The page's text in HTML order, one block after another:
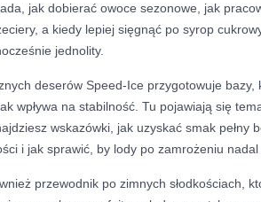
jak dobierać owoce sezonowe, jak
a kiedy lepiej sięgnąć po syrop
jednolity.
deserów Speed-Ice przygotowuje
wpływa na stabilność. Tu pojawiają się
wskazówki, jak uzyskać smak pełny
i jak sprawić, by lody po zamrożeniu nadal
przewodnik po zimnych słodkościach,